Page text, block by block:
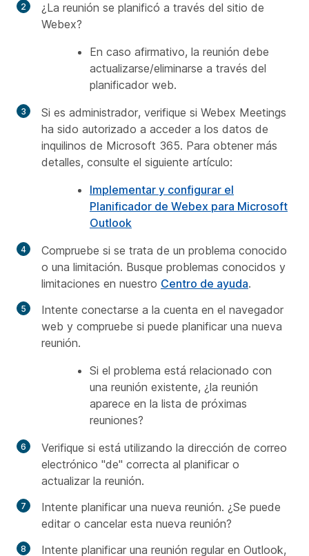
¿La reunión se planificó a través del sitio de
Webex?
En caso afirmativo, la reunión debe
actualizarse/eliminarse a través del
planificador web.
Si es administrador, verifique si Webex Meetings
ha sido autorizado a acceder a los datos de
inquilinos de Microsoft 365. Para obtener más
detalles, consulte el siguiente artículo:
Implementar y configurar el
Planificador de Webex para Microsoft
Outlook
Compruebe si se trata de un problema conocido
o una limitación. Busque problemas conocidos y
limitaciones en nuestro Centro de ayuda.
Intente conectarse a la cuenta en el navegador
web y compruebe si puede planificar una nueva
reunión.
Si el problema está relacionado con
una reunión existente, ¿la reunión
aparece en la lista de próximas
reuniones?
Verifique si está utilizando la dirección de correo
electrónico "de" correcta al planificar o
actualizar la reunión.
Intente planificar una nueva reunión. ¿Se puede
editar o cancelar esta nueva reunión?
Intente planificar una reunión regular en Outlook,